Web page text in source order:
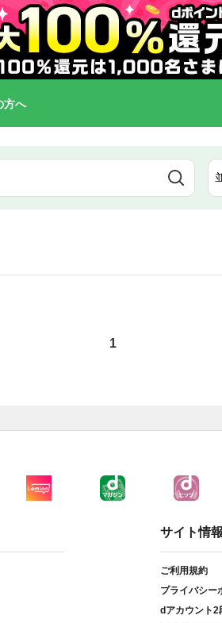
方へ
1
サイト情報
ご利用規約
プライバシー
dアカウント2